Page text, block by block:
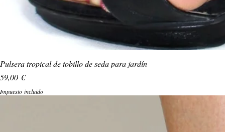
Pulsera tropical de tobillo de seda para jardín
Precio
59,00 €
Impuesto incluido